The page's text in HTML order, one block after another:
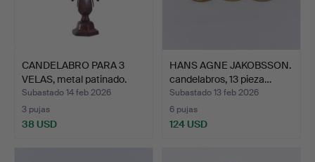
CANDELABRO PARA 3
VELAS, metal patinado.
Subastado 14 feb 2026
3 pujas
38 USD
HANS AGNE JAKOBSSON.
candelabros, 13 pieza…
Subastado 13 feb 2026
6 pujas
124 USD